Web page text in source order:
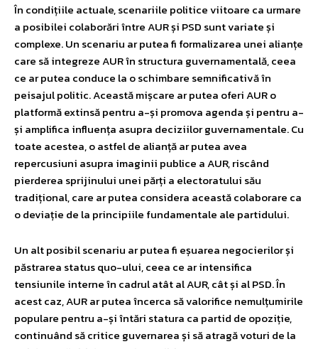
În condițiile actuale, scenariile politice viitoare ca urmare
a posibilei colaborări între AUR și PSD sunt variate și
complexe. Un scenariu ar putea fi formalizarea unei alianțe
care să integreze AUR în structura guvernamentală, ceea
ce ar putea conduce la o schimbare semnificativă în
peisajul politic. Această mișcare ar putea oferi AUR o
platformă extinsă pentru a-și promova agenda și pentru a-
și amplifica influența asupra deciziilor guvernamentale. Cu
toate acestea, o astfel de alianță ar putea avea
repercusiuni asupra imaginii publice a AUR, riscând
pierderea sprijinului unei părți a electoratului său
tradițional, care ar putea considera această colaborare ca
o deviație de la principiile fundamentale ale partidului.
Un alt posibil scenariu ar putea fi eșuarea negocierilor și
păstrarea status quo-ului, ceea ce ar intensifica
tensiunile interne în cadrul atât al AUR, cât și al PSD. În
acest caz, AUR ar putea încerca să valorifice nemulțumirile
populare pentru a-și întări statura ca partid de opoziție,
continuând să critice guvernarea și să atragă voturi de la